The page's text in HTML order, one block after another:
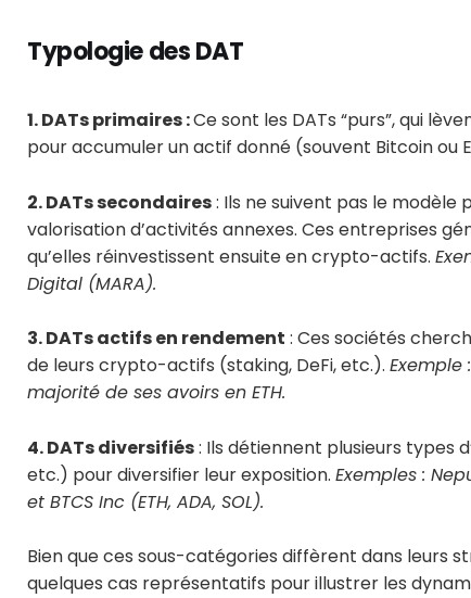
Typologie des DAT
1. DATs primaires :Ce sont les DATs “purs”, qui
pour accumuler un actif donné (souvent Bitcoin ou
2. DATs secondaires: Ils ne suivent pas le modèle
valorisation d’activités annexes. Ces entreprises
qu’elles réinvestissent ensuite en crypto-actifs.
Digital (MARA).
3. DATs actifs en rendement : Ces sociétés
de leurs crypto-actifs (staking, DeFi, etc.). Exemple
majorité de ses avoirs en ETH.
4. DATs diversifiés: Ils détiennent plusieurs types
etc.) pour diversifier leur exposition. Exemples :
et BTCS Inc (ETH, ADA, SOL).
Bien que ces sous-catégories diffèrent dans leurs
quelques cas représentatifs pour illustrer les